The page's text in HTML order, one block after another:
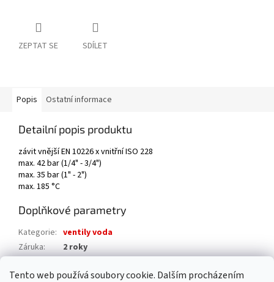
Tento web používá soubory cookie. Dalším procházením
ZEPTAT SE SDÍLET
Popis Ostatní informace
Detailní popis produktu
závit vnější EN 10226 x vnitřní ISO 228
max. 42 bar (1/4" - 3/4")
max. 35 bar (1" - 2")
max. 185 °C
Doplňkové parametry
Kategorie: ventily voda
Záruka:
2 roky
EAN: 8009902002541